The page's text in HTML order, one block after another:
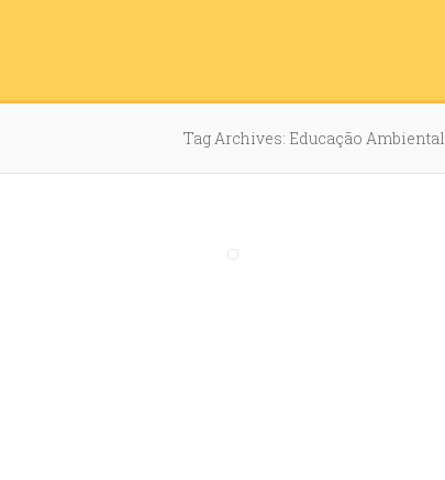
Tag Archives: Educação Ambiental